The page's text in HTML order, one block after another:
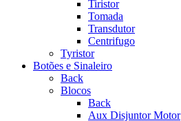
Tiristor
Tomada
Transdutor
Centrifugo
Tyristor
Botões e Sinaleiro
Back
Blocos
Back
Aux Disjuntor Motor